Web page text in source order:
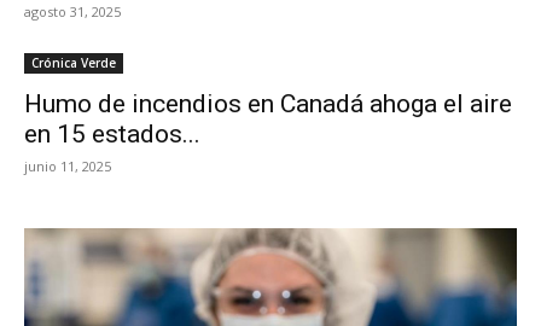
agosto 31, 2025
Crónica Verde
Humo de incendios en Canadá ahoga el aire
en 15 estados...
junio 11, 2025